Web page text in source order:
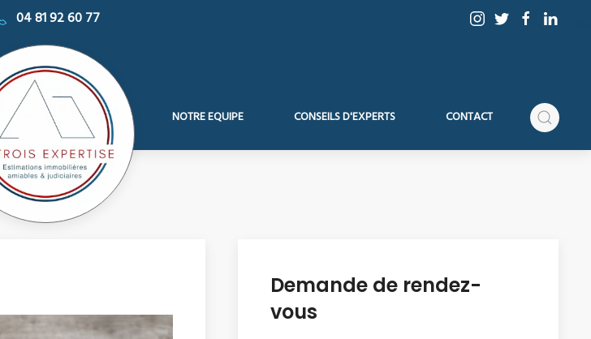
04 81 92 60 77
NOTRE EQUIPE CONSEILS D'EXPERTS CONTACT
Demande de rendez-
vous